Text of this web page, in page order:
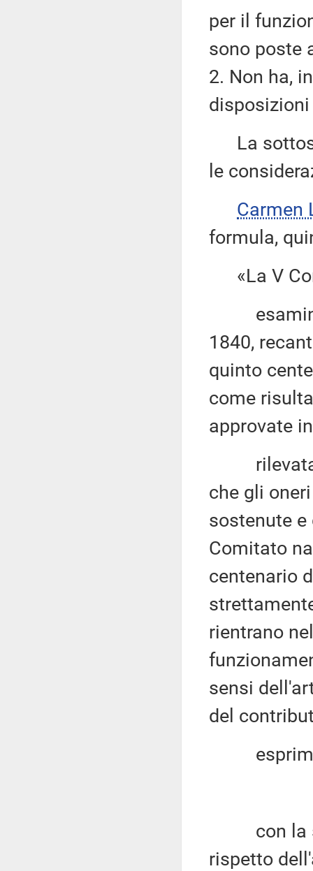
per il
sono poste
2. Non ha,
La
le
Carmen
formula,
«La V
1840,
quinto
come
approvate
rilevata
che gli
sostenute
Comitato
centenario
rientrano
sensi
del
con la
rispetto